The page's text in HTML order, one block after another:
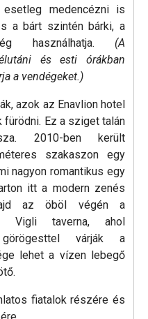
medencézni is
a bárt szintén bárki, a
használhatja. (A
és esti órákban
a vendégeket.)
azok az Enavlion hotel
Ez a sziget talán
2010-ben került
szakaszon egy
nagyon romantikus egy
itt a modern zenés
az öböl végén a
Vigli taverna, ahol
görögesttel várják a
lehet a vízen lebegő
fiatalok részére és